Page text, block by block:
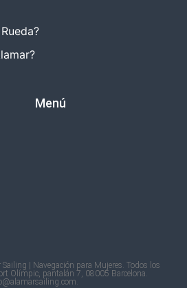
Menú
| Navegación para Mujeres. Todos los
Olímpic, pantalán 7, 08005 Barcelona.